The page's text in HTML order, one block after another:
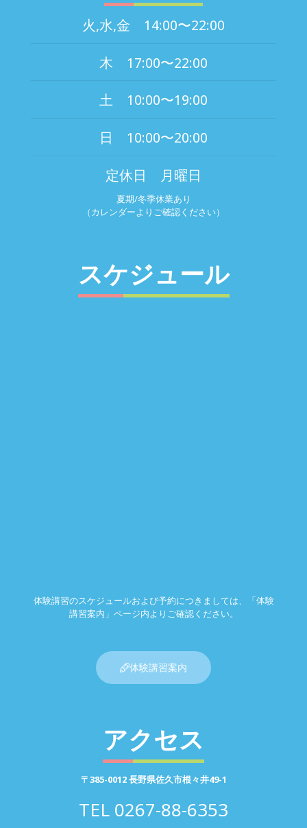
火,水,金 14:00〜22:00
木 17:00〜22:00
土 10:00〜19:00
日 10:00〜20:00
定休日 月曜日
夏期/冬季休業あり
（カレンダーよりご確認ください）
スケジュール
体験講習のスケジュールおよび予約につきましては、「体験
講習案内」ページ内よりご確認ください。
体験講習案内
アクセス
〒385-0012 長野県佐久市根々井49-1
TEL 0267-88-6353